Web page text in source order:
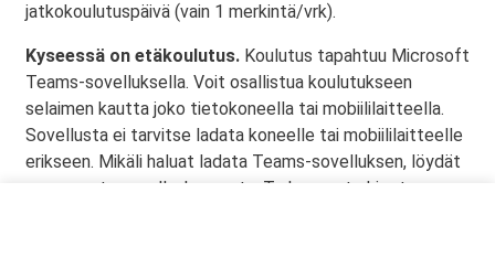
jatkokoulutuspäivä (vain 1 merkintä/vrk).
Kyseessä on etäkoulutus. Koulutus tapahtuu Microsoft
Teams-sovelluksella. Voit osallistua koulutukseen
selaimen kautta joko tietokoneella tai mobiililaitteella.
Sovellusta ei tarvitse ladata koneelle tai mobiililaitteelle
erikseen. Mikäli haluat ladata Teams-sovelluksen, löydät
sen omasta sovelluskaupasta. Tarkemmat ohjeet